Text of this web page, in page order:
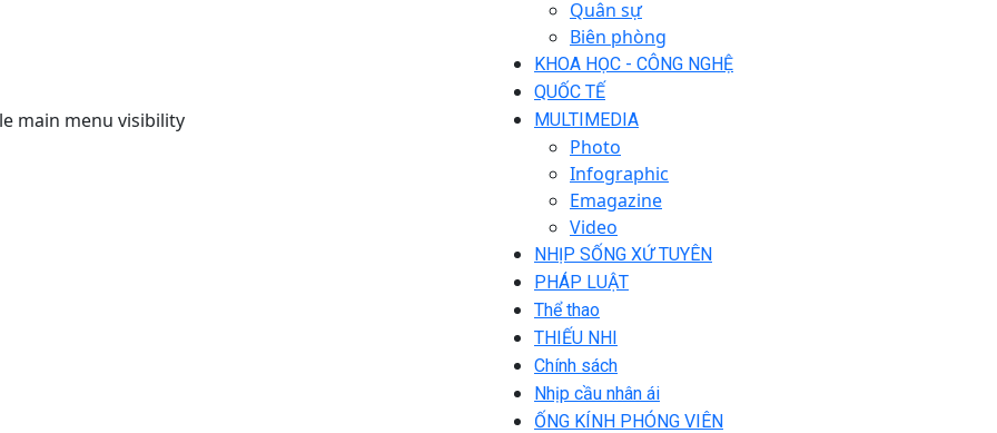
main menu visibility
Quân sự
Biên phòng
KHOA HỌC - CÔNG NGHỆ
QUỐC TẾ
MULTIMEDIA
Photo
Infographic
Emagazine
Video
NHỊP SỐNG XỨ TUYÊN
PHÁP LUẬT
Thể thao
THIẾU NHI
Chính sách
Nhịp cầu nhân ái
ỐNG KÍNH PHÓNG VIÊN